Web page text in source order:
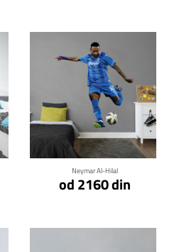
Neymar Al-Hilal
od 2160 din
Klikni za detalje